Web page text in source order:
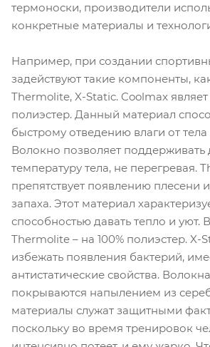
термоноски, производители
конкретные материалы и
Например, при создании
задействуют такие компоненты,
Thermolite, X-Static. Coolmax являет
полиэстер. Данный материал
быстрому отведению влаги от тела
Волокно позволяет
температуру тела, не перегревая.
препятствует появлению плесени
запаха. Этот материал
способностью давать тепло и уют.
Thermolite – на 100% полиэстер. X-
избежать появления бактерий,
антистатические свойства.
покрываются напылением из
материалы служат защитными
поскольку во время тренировок